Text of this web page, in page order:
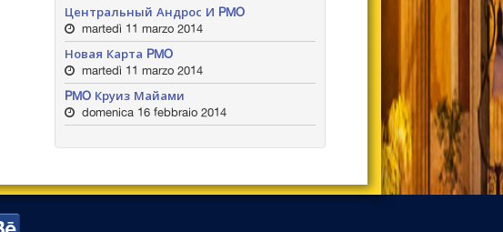
Центральный Андрос И PMO
martedì 11 marzo 2014
Новая Карта PMO
martedì 11 marzo 2014
PMO Круиз Майами
domenica 16 febbraio 2014